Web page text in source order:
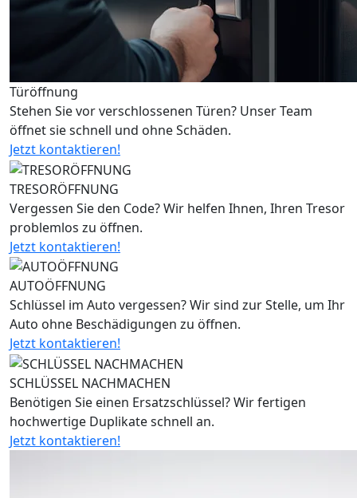
Türöffnung
Stehen Sie vor verschlossenen Türen? Unser Team
öffnet sie schnell und ohne Schäden.
Jetzt kontaktieren!
TRESORÖFFNUNG
Vergessen Sie den Code? Wir helfen Ihnen, Ihren Tresor
problemlos zu öffnen.
Jetzt kontaktieren!
AUTOÖFFNUNG
Schlüssel im Auto vergessen? Wir sind zur Stelle, um Ihr
Auto ohne Beschädigungen zu öffnen.
Jetzt kontaktieren!
SCHLÜSSEL NACHMACHEN
Benötigen Sie einen Ersatzschlüssel? Wir fertigen
hochwertige Duplikate schnell an.
Jetzt kontaktieren!